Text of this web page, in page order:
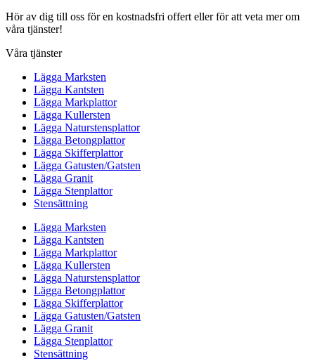
Hör av dig till oss för en kostnadsfri offert eller för att veta mer om
våra tjänster!
Våra tjänster
Lägga Marksten
Lägga Kantsten
Lägga Markplattor
Lägga Kullersten
Lägga Naturstensplattor
Lägga Betongplattor
Lägga Skifferplattor
Lägga Gatusten/Gatsten
Lägga Granit
Lägga Stenplattor
Stensättning
Lägga Marksten
Lägga Kantsten
Lägga Markplattor
Lägga Kullersten
Lägga Naturstensplattor
Lägga Betongplattor
Lägga Skifferplattor
Lägga Gatusten/Gatsten
Lägga Granit
Lägga Stenplattor
Stensättning